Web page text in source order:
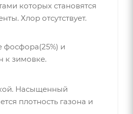
которых становятся
Хлор отсутствует.
фосфора(25%) и
к зимовке.
Насыщенный
плотность газона и